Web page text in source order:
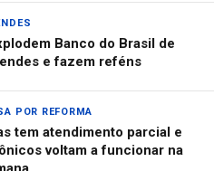
Banco do Brasil de
e fazem reféns
POR REFORMA
tem atendimento parcial e
voltam a funcionar na